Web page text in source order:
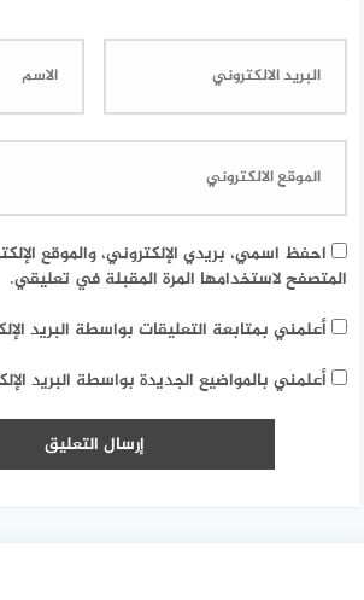
احفظ اسمي، بريدي الإلكتروني، والموقع
المتصفح لاستخدامها المرة المقبلة في تعليقي.
أعلمني بمتابعة التعليقات بواسطة البريد
أعلمني بالمواضيع الجديدة بواسطة البريد